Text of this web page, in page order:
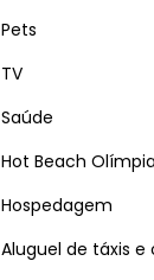
Pets
TV
Saúde
Hot Beach Olímpia
Hospedagem
Aluguel de táxis e